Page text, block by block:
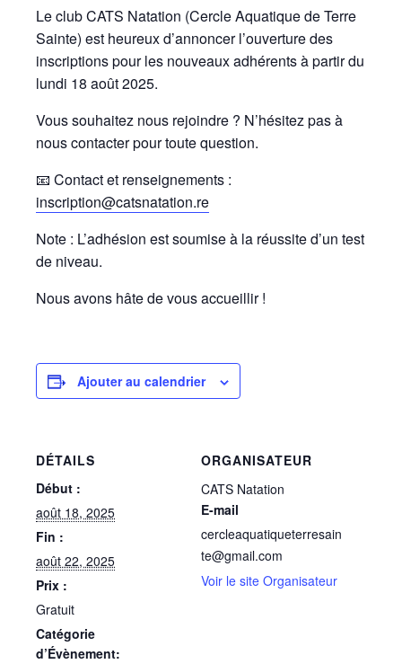
Le club CATS Natation (Cercle Aquatique de Terre
Sainte) est heureux d’annoncer l’ouverture des
inscriptions pour les nouveaux adhérents à partir du
lundi 18 août 2025.
Vous souhaitez nous rejoindre ? N’hésitez pas à
nous contacter pour toute question.
📧 Contact et renseignements :
inscription@catsnatation.re
Note : L’adhésion est soumise à la réussite d’un test
de niveau.
Nous avons hâte de vous accueillir !
Ajouter au calendrier
DÉTAILS
Début :
août 18, 2025
Fin :
août 22, 2025
Prix :
Gratuit
Catégorie
d’Évènement:
ORGANISATEUR
CATS Natation
E-mail
cercleaquatiqueterresain
te@gmail.com
Voir le site Organisateur